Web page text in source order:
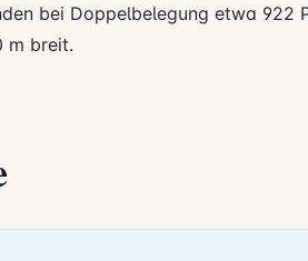
bei Doppelbelegung etwa 922
m breit.